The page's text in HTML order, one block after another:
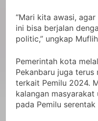
“Mari kita awasi,
ini bisa berjalan
politic,” ungkap
Pemerintah kota
Pekanbaru juga terus
terkait Pemilu 2024.
kalangan
pada Pemilu